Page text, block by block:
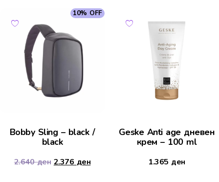
10% OFF
Bobby Sling – black /
black
2.640ден 2.376 ден
Geske Anti age дневeн
крем – 100 ml
1.365 ден